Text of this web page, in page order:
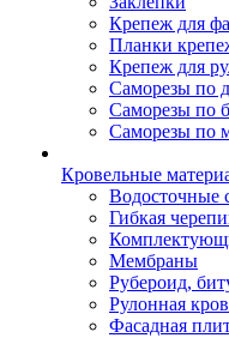
Крепеж для
Планки
Крепеж для
Саморезы по
Саморезы по
Саморезы по
Кровельные
Водосточные
Гибкая
Мембраны
Рубероид,
Рулонная
Фасадная